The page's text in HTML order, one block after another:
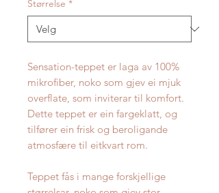
Størrelse *
Sensation-teppet er laga av 100%
mikrofiber, noko som gjev ei mjuk
overflate, som inviterar til komfort.
Dette teppet er ein fargeklatt, og
tilfører ein frisk og beroligande
atmosfære til eitkvart rom.
Teppet fås i mange forskjellige